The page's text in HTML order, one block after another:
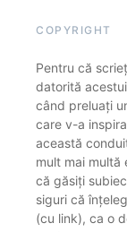
COPYRIGHT
Pentru că
datorită
când preluați
care v-a
această
mult mai multă
că găsiți
siguri că
(cu link), ca o